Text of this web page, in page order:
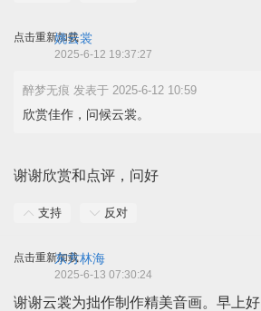
点击重新加载
姚云裳
2025-6-12 19:37:27
醉梦无痕 发表于 2025-6-12 10:59
欣赏佳作，问候云裳。
谢谢欣赏和点评，问好
支持 反对
点击重新加载东方林海
2025-6-13 07:30:24
谢谢云裳为拙作制作精美音画。早上好